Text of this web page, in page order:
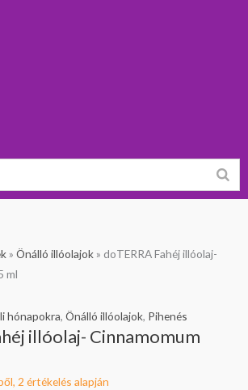
» Önálló illóolajok » doTERRA Fahéj illóolaj-
ml
hónapokra, Önálló illóolajok, Pihenés
illóolaj- Cinnamomum
2 értékelés alapján